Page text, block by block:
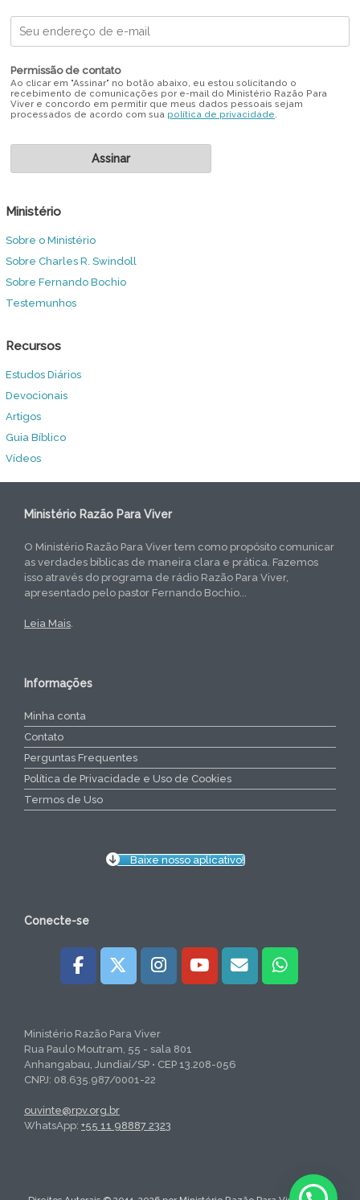
Permissão de contato
Ao clicar em "Assinar" no botão abaixo, eu estou solicitando o
recebimento de comunicações por e-mail do Ministério Razão Para
Viver e concordo em permitir que meus dados pessoais sejam
processados de acordo com sua política de privacidade.
Ministério
Sobre o Ministério
Sobre Charles R. Swindoll
Sobre Fernando Bochio
Testemunhos
Recursos
Estudos Diários
Devocionais
Artigos
Guia Bíblico
Vídeos
Ministério Razão Para Viver
O Ministério Razão Para Viver tem como propósito comunicar
as verdades bíblicas de maneira clara e prática. Fazemos
isso através do programa de rádio Razão Para Viver,
apresentado pelo pastor Fernando Bochio...
Leia Mais.
Informações
Minha conta
Contato
Perguntas Frequentes
Política de Privacidade e Uso de Cookies
Termos de Uso
Baixe nosso aplicativo!
Conecte-se
Ministério Razão Para Viver
Rua Paulo Moutram, 55 - sala 801
Anhangabau, Jundiaí/SP • CEP 13.208-056
CNPJ: 08.635.987/0001-22
ouvinte@rpv.org.br
WhatsApp: +55 11 98887 2323